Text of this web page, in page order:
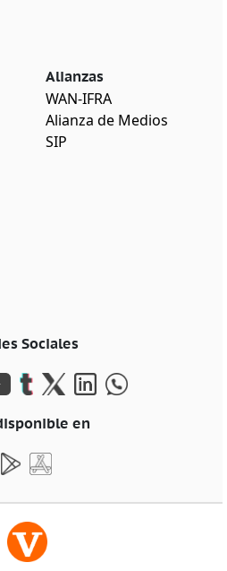
Alianzas
WAN-IFRA
Alianza de Medios
SIP
Sociales
en